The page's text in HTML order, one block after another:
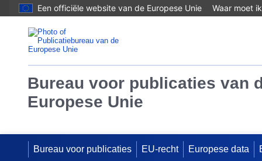
Een officiële website van de Europese Unie Waar moet
Bureau voor publicaties van
Europese Unie
Bureau voor publicaties EU-recht Europese data